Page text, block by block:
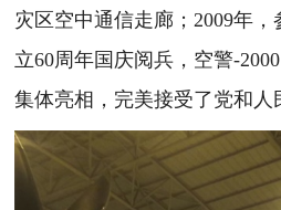
灾区空中通信走廊；2009年
立60周年国庆阅兵，空警-
集体亮相，完美接受了党和人